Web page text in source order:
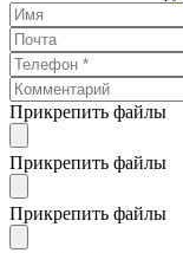
Прикрепить файлы
Прикрепить файлы
Прикрепить файлы